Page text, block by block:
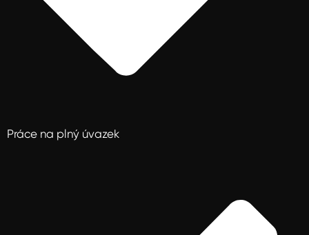
Práce na plný úvazek